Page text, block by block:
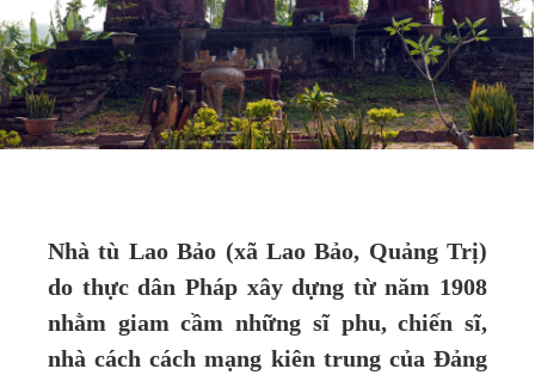
Nhà tù Lao Bảo (xã Lao Bảo, Quảng Trị)
do thực dân Pháp xây dựng từ năm 1908
nhằm giam cầm những sĩ phu, chiến sĩ,
nhà cách cách mạng kiên trung của Đảng